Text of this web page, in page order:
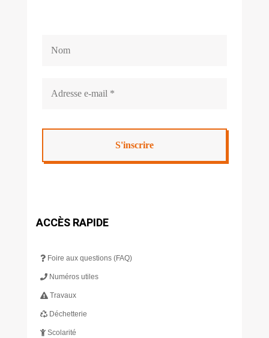
ACCÈS RAPIDE
Foire aux questions (FAQ)
Numéros utiles
Travaux
Déchetterie
Scolarité